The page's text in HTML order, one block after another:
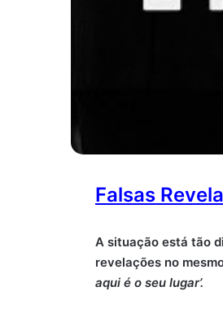
Falsas
A situação está tão
revelações no
aqui é o seu lugar’.